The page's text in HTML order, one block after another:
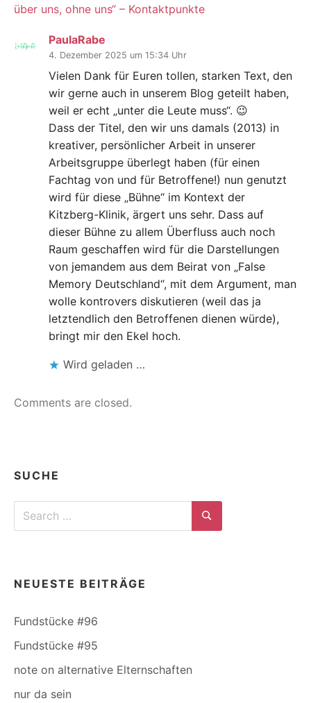
über uns, ohne uns“ – Kontaktpunkte
PaulaRabe
4. Dezember 2025 um 15:34 Uhr
Vielen Dank für Euren tollen, starken Text, den
wir gerne auch in unserem Blog geteilt haben,
weil er echt „unter die Leute muss“. 😉
Dass der Titel, den wir uns damals (2013) in
kreativer, persönlicher Arbeit in unserer
Arbeitsgruppe überlegt haben (für einen
Fachtag von und für Betroffene!) nun genutzt
wird für diese „Bühne“ im Kontext der
Kitzberg-Klinik, ärgert uns sehr. Dass auf
dieser Bühne zu allem Überfluss auch noch
Raum geschaffen wird für die Darstellungen
von jemandem aus dem Beirat von „False
Memory Deutschland“, mit dem Argument, man
wolle kontrovers diskutieren (weil das ja
letztendlich den Betroffenen dienen würde),
bringt mir den Ekel hoch.
Wird geladen …
Comments are closed.
SUCHE
Search
Search
NEUESTE BEITRÄGE
Fundstücke #96
Fundstücke #95
note on alternative Elternschaften
nur da sein